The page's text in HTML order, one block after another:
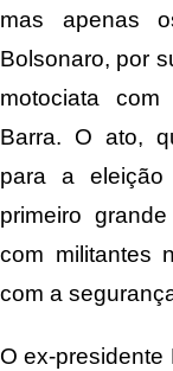
mas apenas
Bolsonaro, por
motociata
Barra. O ato,
para a eleição
primeiro
com militantes
com a
O ex-presidente